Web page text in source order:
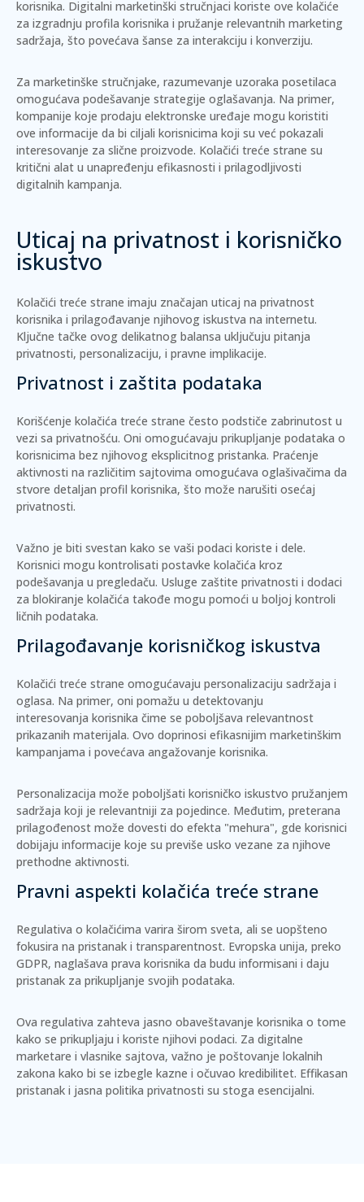
korisnika. Digitalni marketinški stručnjaci koriste ove kolačiće
za izgradnju profila korisnika i pružanje relevantnih marketing
sadržaja, što povećava šanse za interakciju i konverziju.
Za marketinške stručnjake, razumevanje uzoraka posetilaca
omogućava podešavanje strategije oglašavanja. Na primer,
kompanije koje prodaju elektronske uređaje mogu koristiti
ove informacije da bi ciljali korisnicima koji su već pokazali
interesovanje za slične proizvode. Kolačići treće strane su
kritični alat u unapređenju efikasnosti i prilagodljivosti
digitalnih kampanja.
Uticaj na privatnost i korisničko
iskustvo
Kolačići treće strane imaju značajan uticaj na privatnost
korisnika i prilagođavanje njihovog iskustva na internetu.
Ključne tačke ovog delikatnog balansa uključuju pitanja
privatnosti, personalizaciju, i pravne implikacije.
Privatnost i zaštita podataka
Korišćenje kolačića treće strane često podstiče zabrinutost u
vezi sa privatnošću. Oni omogućavaju prikupljanje podataka o
korisnicima bez njihovog eksplicitnog pristanka. Praćenje
aktivnosti na različitim sajtovima omogućava oglašivačima da
stvore detaljan profil korisnika, što može narušiti osećaj
privatnosti.
Važno je biti svestan kako se vaši podaci koriste i dele.
Korisnici mogu kontrolisati postavke kolačića kroz
podešavanja u pregledaču. Usluge zaštite privatnosti i dodaci
za blokiranje kolačića takođe mogu pomoći u boljoj kontroli
ličnih podataka.
Prilagođavanje korisničkog iskustva
Kolačići treće strane omogućavaju personalizaciju sadržaja i
oglasa. Na primer, oni pomažu u detektovanju
interesovanja korisnika čime se poboljšava relevantnost
prikazanih materijala. Ovo doprinosi efikasnijim marketinškim
kampanjama i povećava angažovanje korisnika.
Personalizacija može poboljšati korisničko iskustvo pružanjem
sadržaja koji je relevantniji za pojedince. Međutim, preterana
prilagođenost može dovesti do efekta "mehura", gde korisnici
dobijaju informacije koje su previše usko vezane za njihove
prethodne aktivnosti.
Pravni aspekti kolačića treće strane
Regulativa o kolačićima varira širom sveta, ali se uopšteno
fokusira na pristanak i transparentnost. Evropska unija, preko
GDPR, naglašava prava korisnika da budu informisani i daju
pristanak za prikupljanje svojih podataka.
Ova regulativa zahteva jasno obaveštavanje korisnika o tome
kako se prikupljaju i koriste njihovi podaci. Za digitalne
marketare i vlasnike sajtova, važno je poštovanje lokalnih
zakona kako bi se izbegle kazne i očuvao kredibilitet. Effikasan
pristanak i jasna politika privatnosti su stoga esencijalni.